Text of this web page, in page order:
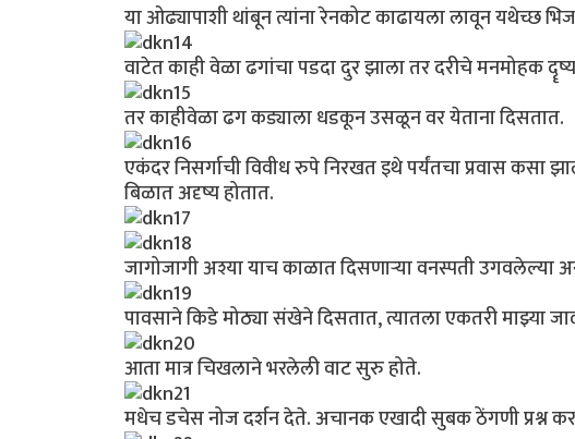
या ओढ्यापाशी थांबून त्यांना रेनकोट काढायला लावून
वाटेत काही वेळा ढगांचा पडदा दुर झाला तर दरीचे मनमोहक
तर काहीवेळा ढग कड्याला धडकून उसळून वर येताना दिसतात.
एकंदर निसर्गाची विवीध रुपे निरखत इथे पर्यंतचा प्रवास
बिळात अदृष्य होतात.
जागोजागी अश्या याच काळात दिसणार्‍या वनस्पती उगवलेल्या
पावसाने किडे मोठ्या संखेने दिसतात, त्यातला एकतरी माझ्या
आता मात्र चिखलाने भरलेली वाट सुरु होते.
मधेच डचेस नोज दर्शन देते. अचानक एखादी सुबक ठेंगणी प्रश्न